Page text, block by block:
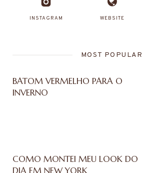
INSTAGRAM WEBSITE
MOST POPULAR
BATOM VERMELHO PARA O
INVERNO
COMO MONTEI MEU LOOK DO
DIA EM NEW YORK